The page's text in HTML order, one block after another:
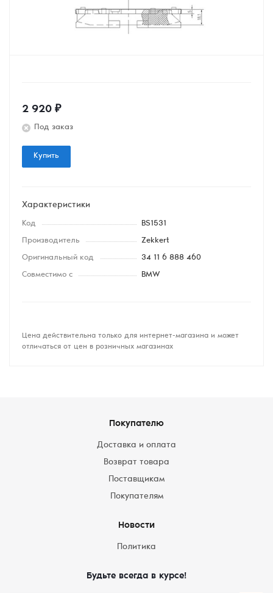
2 920 ₽
Под заказ
Купить
Характеристики
Код BS1531
Производитель Zekkert
Оригинальный код 34 11 6 888 460
Совместимо с BMW
Цена действительна только для интернет-магазина и может
отличаться от цен в розничных магазинах
Покупателю
Доставка и оплата
Возврат товара
Поставщикам
Покупателям
Новости
Политика
Будьте всегда в курсе!